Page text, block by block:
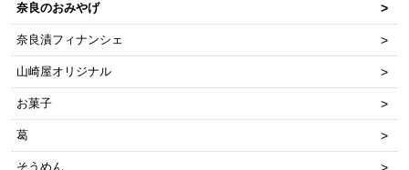
奈良のおみやげ
奈良漬フィナンシェ
山崎屋オリジナル
お菓子
葛
そうめん